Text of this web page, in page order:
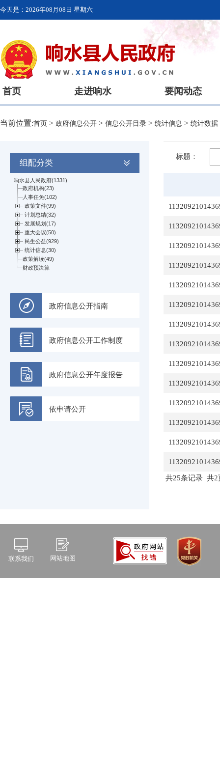
今天是： 2026年08月08日 星期六
首页 走进响水 要闻动态
当前位置:首页 > 政府信息公开 > 信息公开目录 > 统计信息 > 统计数据
组配分类
政府信息公开指南
政府信息公开工作制度
政府信息公开年度报告
依申请公开
标题：
共25条记录 共
联系我们 网站地图